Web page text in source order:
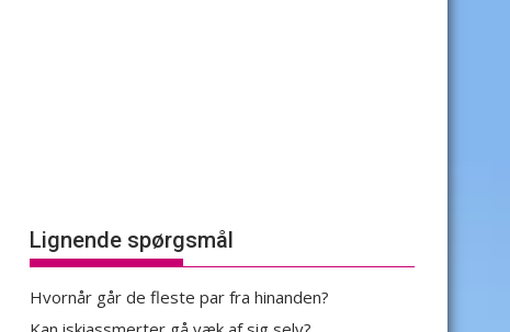
Lignende spørgsmål
Hvornår går de fleste par fra hinanden?